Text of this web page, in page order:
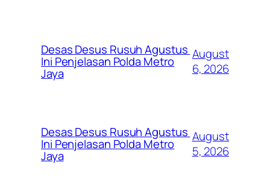
Desas Desus Rusuh Agustus
Ini Penjelasan Polda Metro
Jaya
August
6, 2026
Desas Desus Rusuh Agustus
Ini Penjelasan Polda Metro
Jaya
August
5, 2026